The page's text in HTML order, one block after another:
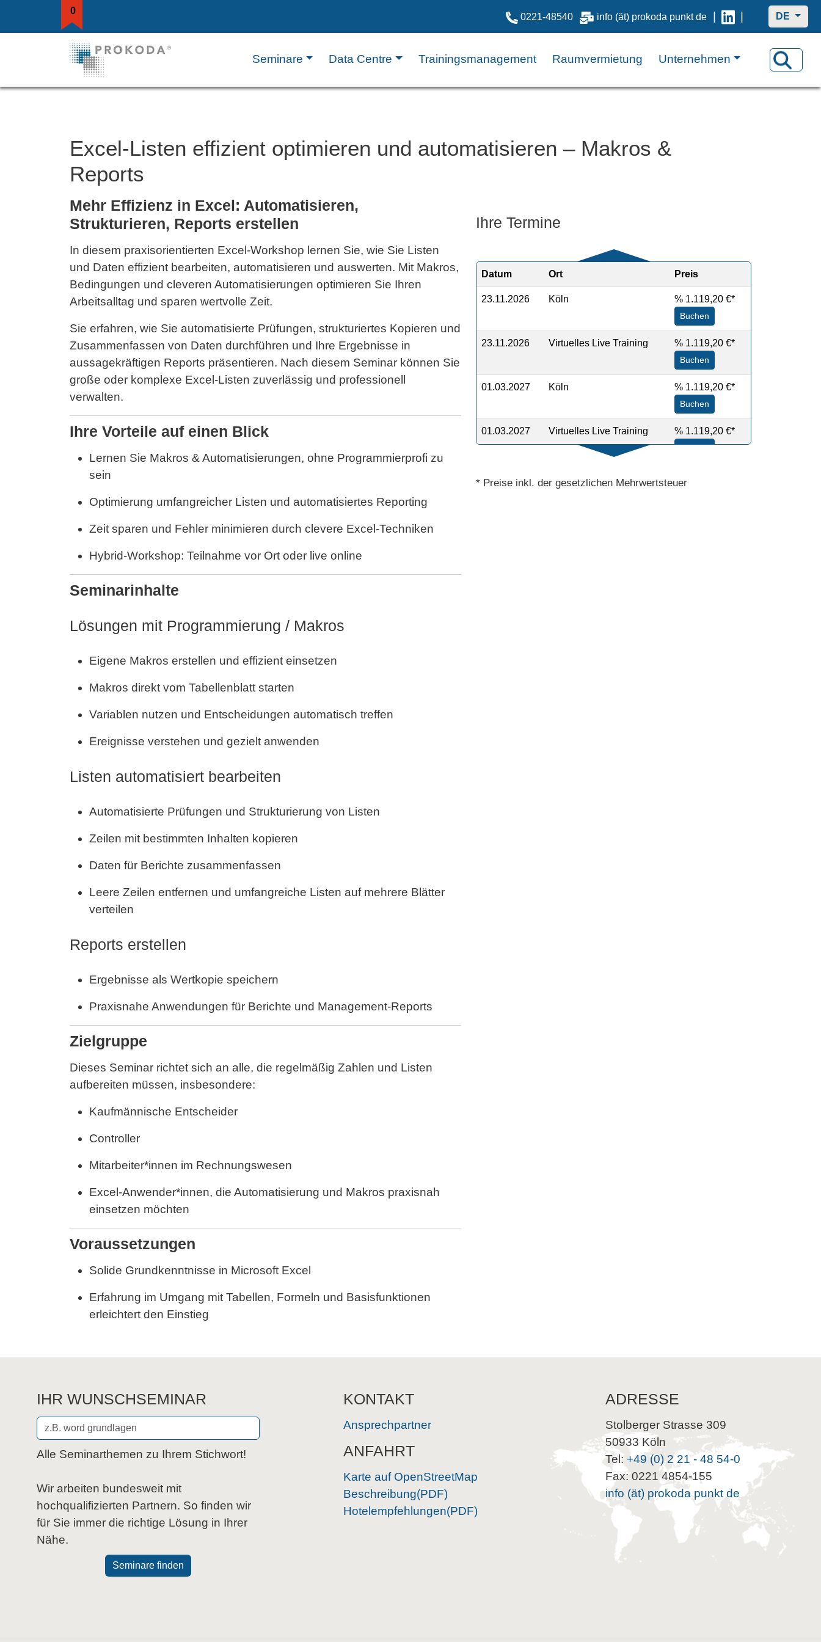
0
0221-48540 info (ät) prokoda punkt de | | DE
Seminare Data Centre Trainingsmanagement Raumvermietung Unternehmen
Excel-Listen effizient optimieren und automatisieren – Makros &
Reports
Mehr Effizienz in Excel: Automatisieren,
Strukturieren, Reports erstellen
In diesem praxisorientierten Excel-Workshop lernen Sie, wie Sie Listen
und Daten effizient bearbeiten, automatisieren und auswerten. Mit Makros,
Bedingungen und cleveren Automatisierungen optimieren Sie Ihren
Arbeitsalltag und sparen wertvolle Zeit.
Sie erfahren, wie Sie automatisierte Prüfungen, strukturiertes Kopieren und
Zusammenfassen von Daten durchführen und Ihre Ergebnisse in
aussagekräftigen Reports präsentieren. Nach diesem Seminar können Sie
große oder komplexe Excel-Listen zuverlässig und professionell
verwalten.
Ihre Vorteile auf einen Blick
Lernen Sie Makros & Automatisierungen, ohne Programmierprofi zu
sein
Optimierung umfangreicher Listen und automatisiertes Reporting
Zeit sparen und Fehler minimieren durch clevere Excel-Techniken
Hybrid-Workshop: Teilnahme vor Ort oder live online
Seminarinhalte
Lösungen mit Programmierung / Makros
Eigene Makros erstellen und effizient einsetzen
Makros direkt vom Tabellenblatt starten
Variablen nutzen und Entscheidungen automatisch treffen
Ereignisse verstehen und gezielt anwenden
Listen automatisiert bearbeiten
Automatisierte Prüfungen und Strukturierung von Listen
Zeilen mit bestimmten Inhalten kopieren
Daten für Berichte zusammenfassen
Leere Zeilen entfernen und umfangreiche Listen auf mehrere Blätter
verteilen
Reports erstellen
Ergebnisse als Wertkopie speichern
Praxisnahe Anwendungen für Berichte und Management-Reports
Zielgruppe
Dieses Seminar richtet sich an alle, die regelmäßig Zahlen und Listen
aufbereiten müssen, insbesondere:
Kaufmännische Entscheider
Controller
Mitarbeiter*innen im Rechnungswesen
Excel-Anwender*innen, die Automatisierung und Makros praxisnah
einsetzen möchten
Voraussetzungen
Solide Grundkenntnisse in Microsoft Excel
Erfahrung im Umgang mit Tabellen, Formeln und Basisfunktionen
erleichtert den Einstieg
Ihre Termine
Datum Ort Preis
23.11.2026 Köln % 1.119,20 €*
Buchen
23.11.2026 Virtuelles Live Training % 1.119,20 €*
Buchen
01.03.2027 Köln % 1.119,20 €*
Buchen
01.03.2027 Virtuelles Live Training % 1.119,20 €*
Buchen
* Preise inkl. der gesetzlichen Mehrwertsteuer
IHR WUNSCHSEMINAR
Alle Seminarthemen zu Ihrem Stichwort!
Wir arbeiten bundesweit mit
hochqualifizierten Partnern. So finden wir
für Sie immer die richtige Lösung in Ihrer
Nähe.
Seminare finden
KONTAKT
Ansprechpartner
ANFAHRT
Karte auf OpenStreetMap
Beschreibung(PDF)
Hotelempfehlungen(PDF)
ADRESSE
Stolberger Strasse 309
50933 Köln
Tel: +49 (0) 2 21 - 48 54-0
Fax: 0221 4854-155
info (ät) prokoda punkt de